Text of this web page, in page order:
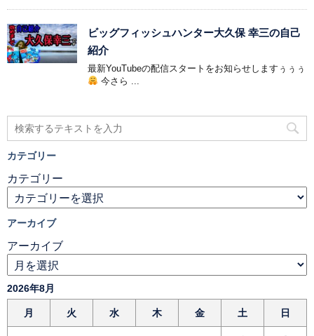
ビッグフィッシュハンター大久保 幸三の自己
紹介
最新YouTubeの配信スタートをお知らせしますぅぅぅ
今さら ...
カテゴリー
カテゴリー
アーカイブ
アーカイブ
2026年8月
月 火 水 木 金 土 日